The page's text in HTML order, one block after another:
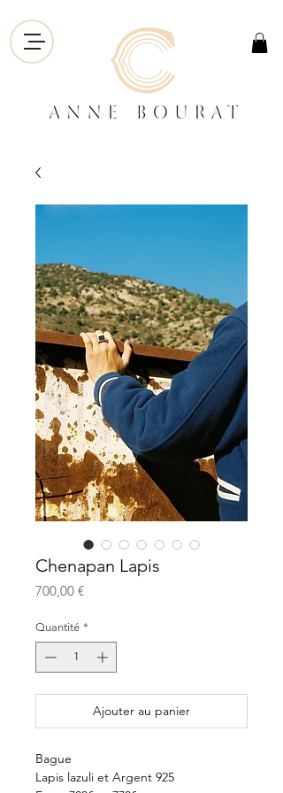
Chenapan Lapis
700,00 €Prix
Quantité *
Ajouter au panier
Bague
Lapis lazuli et Argent 925